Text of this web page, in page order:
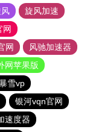
旋风加速
网
网
风驰加速器
网苹果版
雪vp
银河vqn官网
速度器